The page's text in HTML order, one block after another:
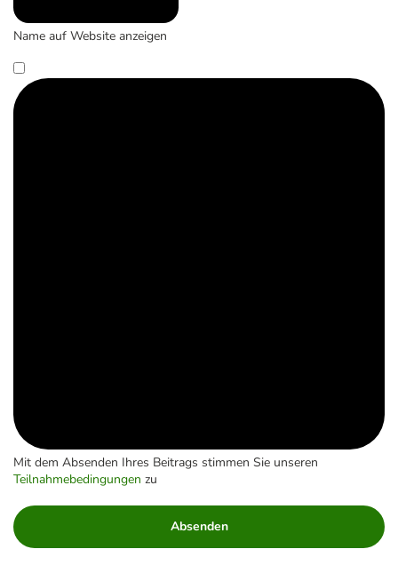
Name auf Website anzeigen
Mit dem Absenden Ihres Beitrags stimmen Sie unseren
Teilnahmebedingungen zu
Absenden